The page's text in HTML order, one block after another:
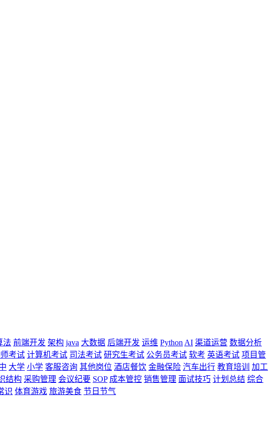
法 前端开发 架构 java 大数据 后端开发 运维 Python AI 渠道运营 数据分析
考试 计算机考试 司法考试 研究生考试 公务员考试 软考 英语考试 项目管
大学 小学 客服咨询 其他岗位 酒店餐饮 金融保险 汽车出行 教育培训
加工
结构 采购管理 会议纪要 SOP 成本管控 销售管理 面试技巧 计划总结 综合
识 体育游戏 旅游美食 节日节气